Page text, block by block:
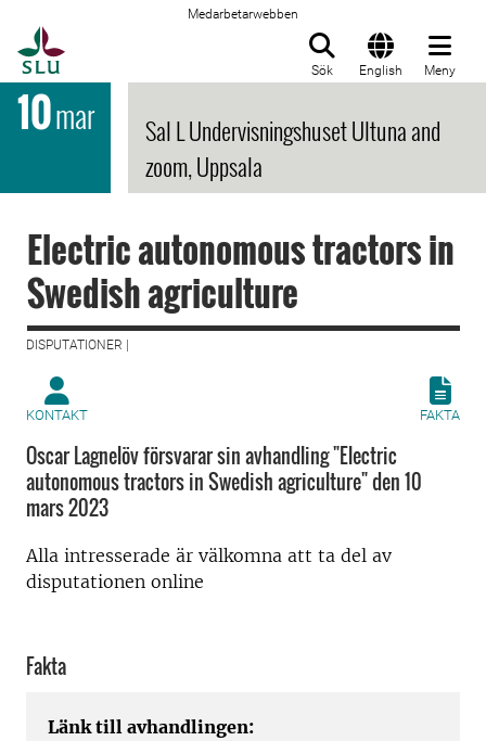
Medarbetarwebben
Sök English Meny
10mar
Sal L Undervisningshuset Ultuna and
zoom, Uppsala
Electric autonomous tractors in
Swedish agriculture
DISPUTATIONER |
KONTAKT FAKTA
Oscar Lagnelöv försvarar sin avhandling "Electric
autonomous tractors in Swedish agriculture" den 10
mars 2023
Alla intresserade är välkomna att ta del av
disputationen online
Fakta
Länk till avhandlingen: